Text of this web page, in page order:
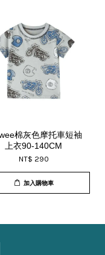
棉灰色摩托車短袖
上衣90-140CM
NT$ 290
加入購物車